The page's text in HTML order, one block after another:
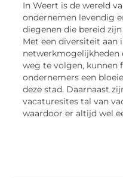
In Weert is de wereld
ondernemen levendig
diegenen die bereid
Met een diversiteit aan
netwerkmogelijkheden
weg te volgen, kunnen
ondernemers een
deze stad. Daarnaast
vacaturesites tal van
waardoor er altijd wel